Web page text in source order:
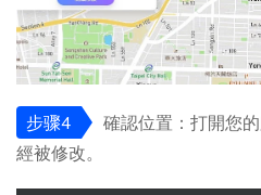
步骤4
確認位置：打開您
經被修改。